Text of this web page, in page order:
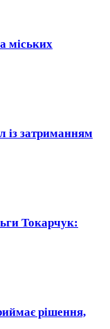
міських
із затриманням
Токарчук:
рішення,